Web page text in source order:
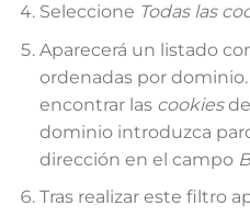
Seleccione Todas las
Aparecerá un listado
ordenadas por dominio.
encontrar las cookies
dominio introduzca
dirección en el campo
Tras realizar este filtro